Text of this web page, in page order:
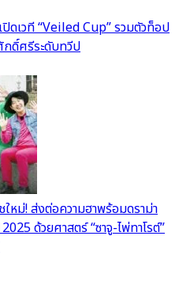
ปิดเวที “Veiled Cup” รวมตัวท็อป
กดิ์ศรีระดับทวีป
หม่! ส่งต่อความฮาพร้อมดราม่า
ด้วยศาสตร์ “ซาจู-ไพ่ทาโรต์”